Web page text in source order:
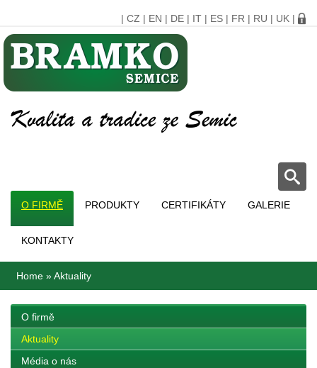
| CZ | EN | DE | IT | ES | FR | RU | UK |
O FIRMĚ PRODUKTY CERTIFIKÁTY GALERIE
KONTAKTY
Home »Aktuality
O firmě
Aktuality
Média o nás